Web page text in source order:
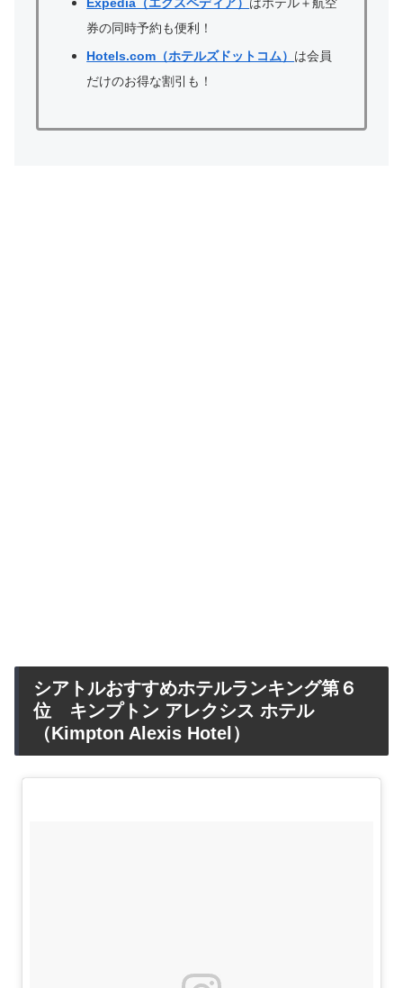
券の同時予約も便利！
Hotels.com（ホテルズドットコム） は会員
だけのお得な割引も！
シアトルおすすめホテルランキング第６
位 キンプトン アレクシス ホテル
（Kimpton Alexis Hotel）